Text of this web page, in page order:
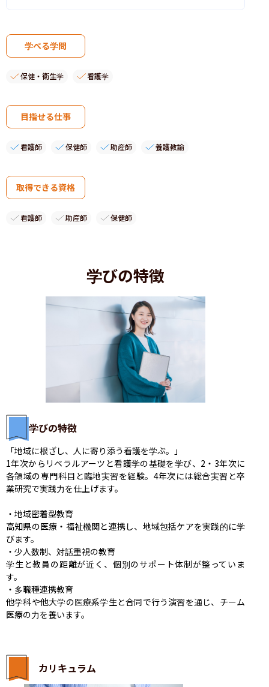
学べる学問
保健・衛生学 看護学
目指せる仕事
看護師 保健師 助産師 養護教諭
取得できる資格
看護師 助産師 保健師
学びの特徴
学びの特徴
「地域に根ざし、人に寄り添う看護を学ぶ。」
1年次からリベラルアーツと看護学の基礎を学び、2・3年次に
各領域の専門科目と臨地実習を経験。4年次には総合実習と卒
業研究で実践力を仕上げます。
・地域密着型教育
高知県の医療・福祉機関と連携し、地域包括ケアを実践的に学
びます。
・少人数制、対話重視の教育
学生と教員の距離が近く、個別のサポート体制が整っていま
す。
・多職種連携教育
他学科や他大学の医療系学生と合同で行う演習を通じ、チーム
医療の力を養います。
カリキュラム